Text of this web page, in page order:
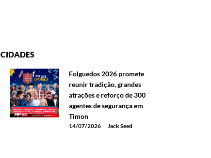
CIDADES
Folguedos 2026 promete
reunir tradição, grandes
atrações e reforço de 300
agentes de segurança em
Timon
14/07/2026 Jack Seed